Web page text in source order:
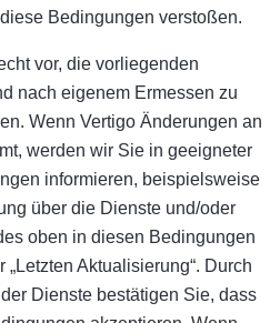
Bedingungen verstoßen.
vor, die vorliegenden
nach eigenem Ermessen zu
Wenn Vertigo Änderungen an
werden wir Sie in geeigneter
informieren, beispielsweise
über die Dienste und/oder
oben in diesen Bedingungen
Aktualisierung“. Durch
Dienste bestätigen Sie, dass